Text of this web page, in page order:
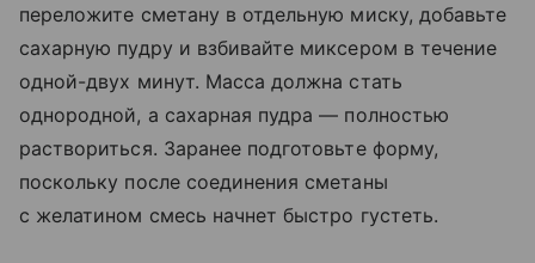
переложите сметану в отдельную миску, добавьте
сахарную пудру и взбивайте миксером в течение
одной-двух минут. Масса должна стать
однородной, а сахарная пудра — полностью
раствориться. Заранее подготовьте форму,
поскольку после соединения сметаны
с желатином смесь начнет быстро густеть.